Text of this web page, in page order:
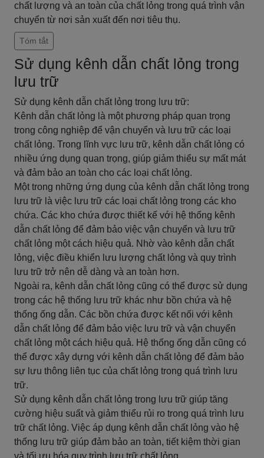
chất lượng và an toàn của chất lỏng trong quá trình vận
chuyển từ nơi sản xuất đến nơi tiêu thụ.
Tóm tắt
Sử dụng kênh dẫn chất lỏng trong
lưu trữ
Sử dụng kênh dẫn chất lỏng trong lưu trữ:
Kênh dẫn chất lỏng là một phương pháp quan trọng
trong công nghiệp để vận chuyển và lưu trữ các loại
chất lỏng. Trong lĩnh vực lưu trữ, kênh dẫn chất lỏng có
nhiều ứng dụng quan trọng, giúp giảm thiểu sự mất mát
và đảm bảo an toàn cho các loại chất lỏng.
Một trong những ứng dụng của kênh dẫn chất lỏng trong
lưu trữ là việc lưu trữ các loại chất lỏng trong các kho
chứa. Các kho chứa được thiết kế với hệ thống kênh
dẫn chất lỏng để đảm bảo việc vận chuyển và lưu trữ
chất lỏng một cách hiệu quả. Nhờ vào kênh dẫn chất
lỏng, việc điều khiển lưu lượng chất lỏng và quy trình
lưu trữ trở nên dễ dàng và an toàn hơn.
Ngoài ra, kênh dẫn chất lỏng cũng có thể được sử dụng
trong các hệ thống lưu trữ khác như bồn chứa và hệ
thống ống dẫn. Các bồn chứa được kết nối với kênh
dẫn chất lỏng để đảm bảo việc lưu trữ và vận chuyển
chất lỏng một cách hiệu quả. Hệ thống ống dẫn cũng có
thể được xây dựng với kênh dẫn chất lỏng để đảm bảo
sự lưu thông liên tục của chất lỏng trong quá trình lưu
trữ.
Sử dụng kênh dẫn chất lỏng trong lưu trữ giúp tăng
cường hiệu suất và giảm thiểu rủi ro trong quá trình lưu
trữ chất lỏng. Việc áp dụng kênh dẫn chất lỏng vào hệ
thống lưu trữ giúp đảm bảo an toàn, tiết kiệm thời gian
và tối ưu hóa quy trình lưu trữ chất lỏng.